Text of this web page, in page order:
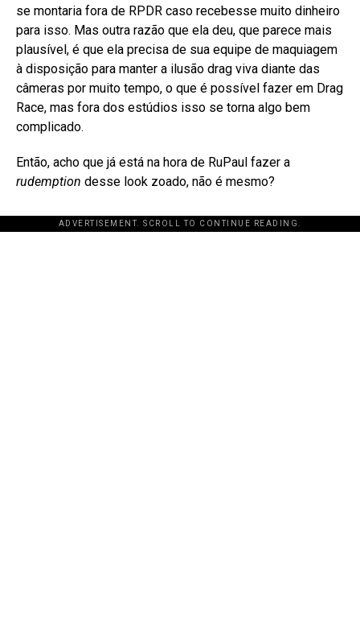
se montaria fora de RPDR caso recebesse muito dinheiro
para isso. Mas outra razão que ela deu, que parece mais
plausível, é que ela precisa de sua equipe de maquiagem
à disposição para manter a ilusão drag viva diante das
câmeras por muito tempo, o que é possível fazer em Drag
Race, mas fora dos estúdios isso se torna algo bem
complicado.
Então, acho que já está na hora de RuPaul fazer a
rudemption desse look zoado, não é mesmo?
ADVERTISEMENT. SCROLL TO CONTINUE READING.